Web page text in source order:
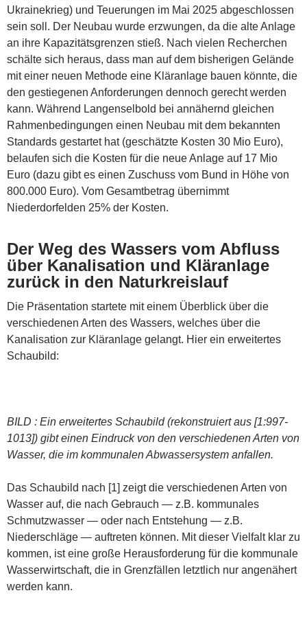
Ukrainekrieg) und Teuerungen im Mai 2025 abgeschlossen
sein soll. Der Neubau wurde erzwungen, da die alte Anlage
an ihre Kapazitätsgrenzen stieß. Nach vielen Recherchen
schälte sich heraus, dass man auf dem bisherigen Gelände
mit einer neuen Methode eine Kläranlage bauen könnte, die
den gestiegenen Anforderungen dennoch gerecht werden
kann. Während Langenselbold bei annähernd gleichen
Rahmenbedingungen einen Neubau mit dem bekannten
Standards gestartet hat (geschätzte Kosten 30 Mio Euro),
belaufen sich die Kosten für die neue Anlage auf 17 Mio
Euro (dazu gibt es einen Zuschuss vom Bund in Höhe von
800.000 Euro). Vom Gesamtbetrag übernimmt
Niederdorfelden 25% der Kosten.
Der Weg des Wassers vom Abfluss
über Kanalisation und Kläranlage
zurück in den Naturkreislauf
Die Präsentation startete mit einem Überblick über die
verschiedenen Arten des Wassers, welches über die
Kanalisation zur Kläranlage gelangt. Hier ein erweitertes
Schaubild:
BILD : Ein erweitertes Schaubild (rekonstruiert aus [1:997-
1013]) gibt einen Eindruck von den verschiedenen Arten von
Wasser, die im kommunalen Abwassersystem anfallen.
Das Schaubild nach [1] zeigt die verschiedenen Arten von
Wasser auf, die nach Gebrauch — z.B. kommunales
Schmutzwasser — oder nach Entstehung — z.B.
Niederschläge — auftreten können. Mit dieser Vielfalt klar zu
kommen, ist eine große Herausforderung für die kommunale
Wasserwirtschaft, die in Grenzfällen letztlich nur angenähert
werden kann.